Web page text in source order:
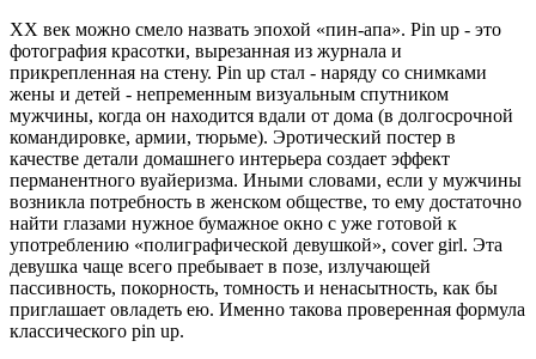
XX век можно смело назвать эпохой «пин-апа». Pin up - это
фотография красотки, вырезанная из журнала и
прикрепленная на стену. Pin up стал - наряду со снимками
жены и детей - непременным визуальным спутником
мужчины, когда он находится вдали от дома (в долгосрочной
командировке, армии, тюрьме). Эротический постер в
качестве детали домашнего интерьера создает эффект
перманентного вуайеризма. Иными словами, если у мужчины
возникла потребность в женском обществе, то ему достаточно
найти глазами нужное бумажное окно с уже готовой к
употреблению «полиграфической девушкой», cover girl. Эта
девушка чаще всего пребывает в позе, излучающей
пассивность, покорность, томность и ненасытность, как бы
приглашает овладеть ею. Именно такова проверенная формула
классического pin up.